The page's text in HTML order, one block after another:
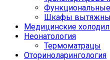
Шкафы
Медицинские
Неонатология
Термоматрацы
Оториноларингология